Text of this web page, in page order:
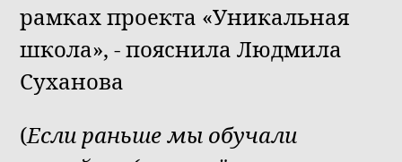
рамках проекта «Уникальная
школа», - пояснила Людмила
Суханова
(Если раньше мы обучали